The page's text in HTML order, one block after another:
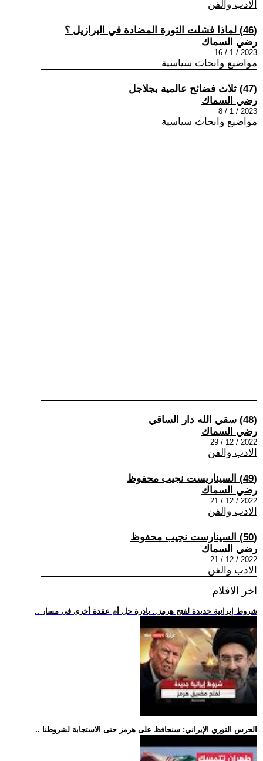
الادب والفن
(46) لماذا فشلت الثورة المضادة في البرازيل ؟
رضي السماك
2023 / 1 / 16
مواضيع وابحاث سياسية
(47) ثلاث فضائح عالمية بجلاجل
رضي السماك
2023 / 1 / 8
مواضيع وابحاث سياسية
(48) سقي الله دار الساقي
رضي السماك
2022 / 12 / 29
الادب والفن
(49) السيناريست نجيب محفوظ
رضي السماك
2022 / 12 / 21
الادب والفن
(50) السينارست نجيب محفوظ
رضي السماك
2022 / 12 / 21
الادب والفن
اخر الافلام
.. شروط إيرانية جديدة لفتح هرمز.. بادرة حل أم عقدة أخرى في مسار
.. الحرس الثوري الإيراني: سنحافظ على هرمز حتى الاستجابة لشروطنا